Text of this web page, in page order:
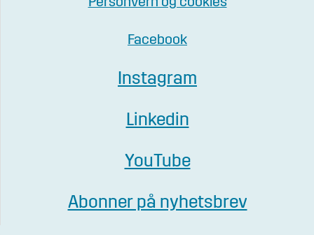
Personvern og cookies
Facebook
Instagram
Linkedin
YouTube
Abonner på nyhetsbrev